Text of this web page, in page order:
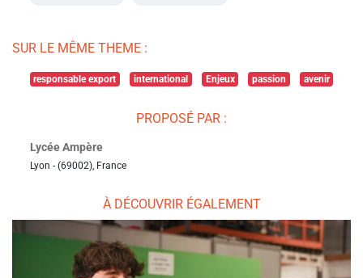
SUR LE MÊME THEME :
responsable export international Enjeux passion avenir
PROPOSÉ PAR :
Lycée Ampère
Lyon - (69002), France
À DÉCOUVRIR ÉGALEMENT